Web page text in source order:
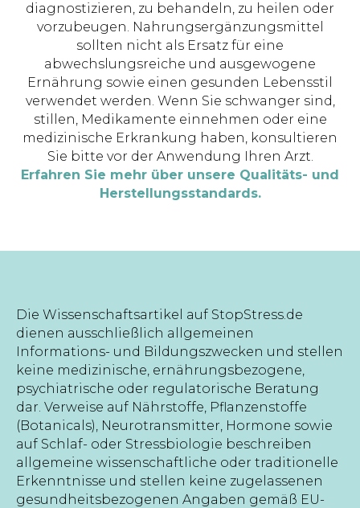
diagnostizieren, zu behandeln, zu heilen oder
vorzubeugen. Nahrungsergänzungsmittel
sollten nicht als Ersatz für eine
abwechslungsreiche und ausgewogene
Ernährung sowie einen gesunden Lebensstil
verwendet werden. Wenn Sie schwanger sind,
stillen, Medikamente einnehmen oder eine
medizinische Erkrankung haben, konsultieren
Sie bitte vor der Anwendung Ihren Arzt.
Erfahren Sie mehr über unsere Qualitäts- und
Herstellungsstandards.
Die Wissenschaftsartikel auf StopStress.de
dienen ausschließlich allgemeinen
Informations- und Bildungszwecken und stellen
keine medizinische, ernährungsbezogene,
psychiatrische oder regulatorische Beratung
dar. Verweise auf Nährstoffe, Pflanzenstoffe
(Botanicals), Neurotransmitter, Hormone sowie
auf Schlaf- oder Stressbiologie beschreiben
allgemeine wissenschaftliche oder traditionelle
Erkenntnisse und stellen keine zugelassenen
gesundheitsbezogenen Angaben gemäß EU-